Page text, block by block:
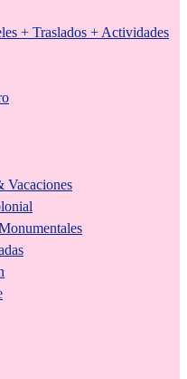
+ Traslados + Actividades
Vacaciones